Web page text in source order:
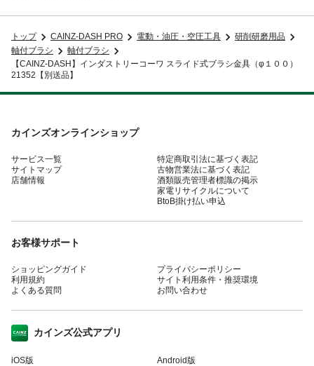
トップ CAINZ-DASH PRO 電動・油圧・空圧工具
研削研磨用品
軸付ブラシ
軸付ブラシ
【CAINZ-DASH】インダストリーコーワ スライド式ブラシ金具（φ１００）
21352【別送品】
カインズオンラインショップ
サービス一覧
サイトマップ
店舗情報
特定商取引法に基づく表記
古物営業法に基づく表記
酒類販売管理者標識の掲示
家電リサイクルについて
BtoB掛け払い申込
お客様サポート
ショッピングガイド
利用規約
よくある質問
プライバシーポリシー
サイト利用条件・推奨環境
お問い合わせ
カインズ公式アプリ
iOS版 Android版